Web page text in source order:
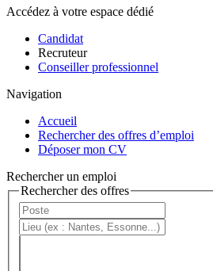
Accédez à votre espace dédié
Candidat
Recruteur
Conseiller professionnel
Navigation
Accueil
Rechercher des offres d’emploi
Déposer mon CV
Rechercher un emploi
Rechercher des offres